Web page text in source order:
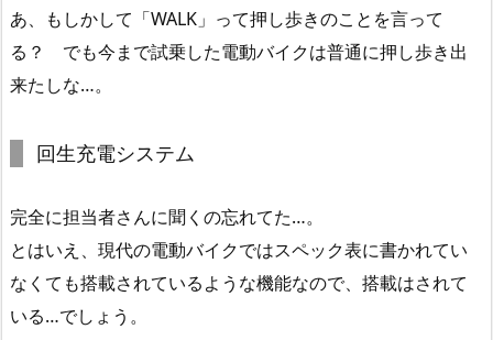
あ、もしかして「WALK」って押し歩きのことを言って
る？ でも今まで試乗した電動バイクは普通に押し歩き出
来たしな…。
回生充電システム
完全に担当者さんに聞くの忘れてた…。
とはいえ、現代の電動バイクではスペック表に書かれてい
なくても搭載されているような機能なので、搭載はされて
いる…でしょう。